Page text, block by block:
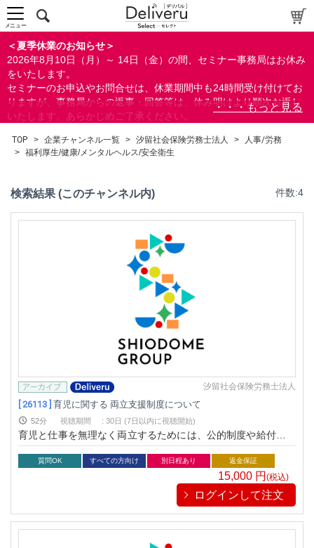
＜夏季休業のお知らせ＞
2026年8月10日（月）～ 14日（金）の間、セミナー事務局はお休み
をいたします。
セミナーのお申込やお問合せは、休業期間中も24時間受け付けてお
りますが、事務局からの返事・回答等は、休み明けより順次お返し
いたします。あらかじめご了承ください。
ができます。
メニュー
TOP > 企業チャンネル一覧 > 汐留社会保険労務士法人 >
人事/労務
> 福利厚生/健康/メンタルヘルス/安全衛生
検索結果 (このチャンネル内) 件数:4
汐留社会保険労務士法人
[ 26113 ] 育児に関する 両立支援制度について
52分 視聴期間 : 30日 (7日以内に視聴開始)
育児と仕事を無理なく両立するためには、公的制度や給付金を
正しく理解し、賢く活用することが重要です。本セミナーで
は、産前産後から復職後までをトータルにサポートする制度や
給付金の仕組みをわかりやすく解説し、実際の事例を交え
て“両立の現実的な選択肢”を学びます。
質問OK すべての方向け 別日程あり 返金保証
15,000 円 (税込)
ログインして注文